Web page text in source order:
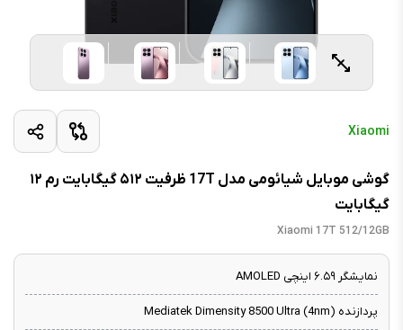
Xiaomi
گوشی موبایل شیائومی مدل 17T ظرفیت ۵۱۲ گیگابایت رم ۱۲
گیگابایت
Xiaomi 17T 512/12GB
نمایشگر ۶.۵۹ اینچی AMOLED
پردازنده Mediatek Dimensity 8500 Ultra (4nm)